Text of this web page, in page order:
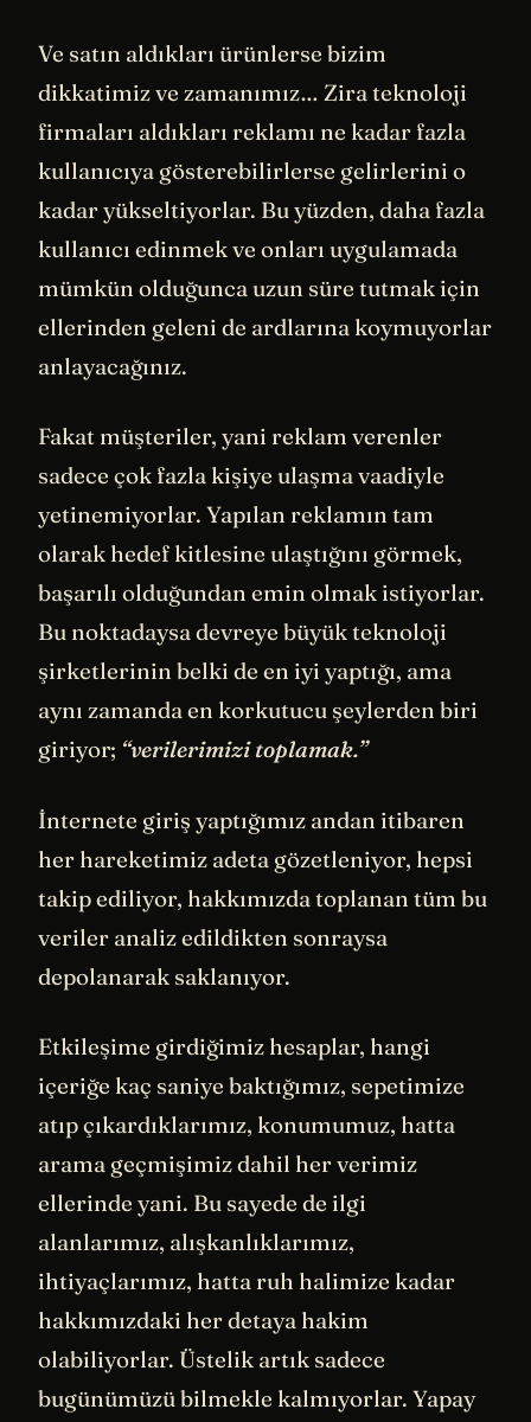
Ve satın aldıkları ürünlerse bizim
dikkatimiz ve zamanımız… Zira teknoloji
firmaları aldıkları reklamı ne kadar fazla
kullanıcıya gösterebilirlerse gelirlerini o
kadar yükseltiyorlar. Bu yüzden, daha fazla
kullanıcı edinmek ve onları uygulamada
mümkün olduğunca uzun süre tutmak için
ellerinden geleni de ardlarına koymuyorlar
anlayacağınız.
Fakat müşteriler, yani reklam verenler
sadece çok fazla kişiye ulaşma vaadiyle
yetinemiyorlar. Yapılan reklamın tam
olarak hedef kitlesine ulaştığını görmek,
başarılı olduğundan emin olmak istiyorlar.
Bu noktadaysa devreye büyük teknoloji
şirketlerinin belki de en iyi yaptığı, ama
aynı zamanda en korkutucu şeylerden biri
giriyor; “verilerimizi toplamak.”
İnternete giriş yaptığımız andan itibaren
her hareketimiz adeta gözetleniyor, hepsi
takip ediliyor, hakkımızda toplanan tüm bu
veriler analiz edildikten sonraysa
depolanarak saklanıyor.
Etkileşime girdiğimiz hesaplar, hangi
içeriğe kaç saniye baktığımız, sepetimize
atıp çıkardıklarımız, konumumuz, hatta
arama geçmişimiz dahil her verimiz
ellerinde yani. Bu sayede de ilgi
alanlarımız, alışkanlıklarımız,
ihtiyaçlarımız, hatta ruh halimize kadar
hakkımızdaki her detaya hakim
olabiliyorlar. Üstelik artık sadece
bugünümüzü bilmekle kalmıyorlar. Yapay